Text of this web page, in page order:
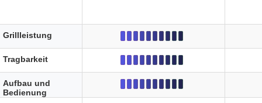
Grillleistung
Tragbarkeit
Aufbau und
Bedienung